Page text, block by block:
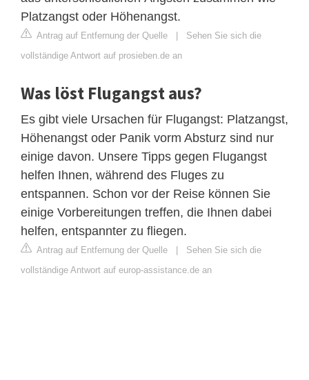
Platzangst oder Höhenangst.
Antrag auf Entfernung der Quelle
Sehen Sie sich die
vollständige Antwort auf prosieben.de an
Was löst Flugangst aus?
Es gibt viele Ursachen für Flugangst: Platzangst,
Höhenangst oder Panik vorm Absturz sind nur
einige davon. Unsere Tipps gegen Flugangst
helfen Ihnen, während des Fluges zu
entspannen. Schon vor der Reise können Sie
einige Vorbereitungen treffen, die Ihnen dabei
helfen, entspannter zu fliegen.
Antrag auf Entfernung der Quelle
Sehen Sie sich die
vollständige Antwort auf europ-assistance.de an